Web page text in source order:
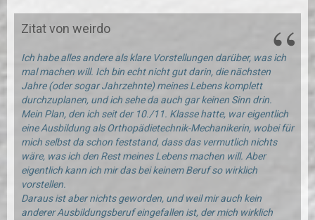
Zitat von weirdo
Ich habe alles andere als klare Vorstellungen darüber, was ich
mal machen will. Ich bin echt nicht gut darin, die nächsten
Jahre (oder sogar Jahrzehnte) meines Lebens komplett
durchzuplanen, und ich sehe da auch gar keinen Sinn drin.
Mein Plan, den ich seit der 10./11. Klasse hatte, war eigentlich
eine Ausbildung als Orthopädietechnik-Mechanikerin, wobei für
mich selbst da schon feststand, dass das vermutlich nichts
wäre, was ich den Rest meines Lebens machen will. Aber
eigentlich kann ich mir das bei keinem Beruf so wirklich
vorstellen.
Daraus ist aber nichts geworden, und weil mir auch kein
anderer Ausbildungsberuf eingefallen ist, der mich wirklich